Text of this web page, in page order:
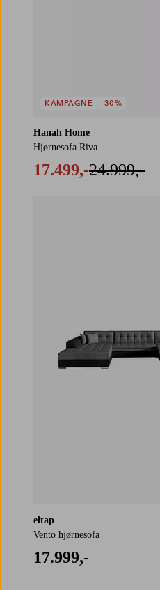
Hanah Home
Hjørnesofa Riva
17.499,-24.999,-
KAMPAGNE -30%
eltap
Vento hjørnesofa
17.999,-